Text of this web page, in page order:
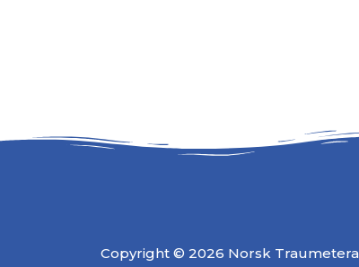
Copyright © 2026 Norsk